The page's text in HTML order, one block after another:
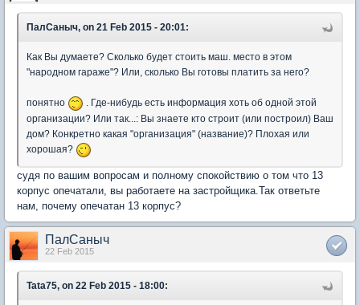
ПалСаныч, on 21 Feb 2015 - 20:01:
Как Вы думаете? Сколько будет стоить маш. место в этом
"народном гараже"? Или, сколько Вы готовы платить за него?
понятно
. Где-нибудь есть информация хоть об одной этой
организации? Или так...: Вы знаете кто строит (или построил) Ваш
дом? Конкретно какая "организация" (название)? Плохая или
хорошая?
судя по вашим вопросам и полному спокойствию о том что 13
корпус опечатали, вы работаете на застройщика.Так ответьте
нам, почему опечатан 13 корпус?
ПалСаныч
22 Feb 2015
Tata75, on 22 Feb 2015 - 18:00: